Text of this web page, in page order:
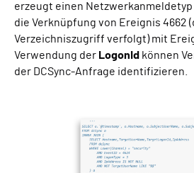
erzeugt einen Netzwerkanmeldetyp
die Verknüpfung von Ereignis 4662
Verzeichniszugriff verfolgt) mit
Verwendung der LogonId können
der DCSync-Anfrage identifizieren.